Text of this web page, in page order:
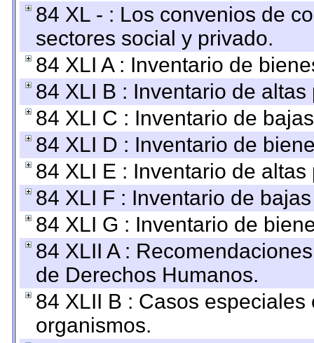
84 XL - : Los convenios de
sectores social y privado.
84 XLI A : Inventario de
84 XLI B : Inventario de
84 XLI C : Inventario de
84 XLI D : Inventario de
84 XLI E : Inventario de
84 XLI F : Inventario de
84 XLI G : Inventario de
84 XLII A :
de Derechos Humanos.
84 XLII B : Casos
organismos.